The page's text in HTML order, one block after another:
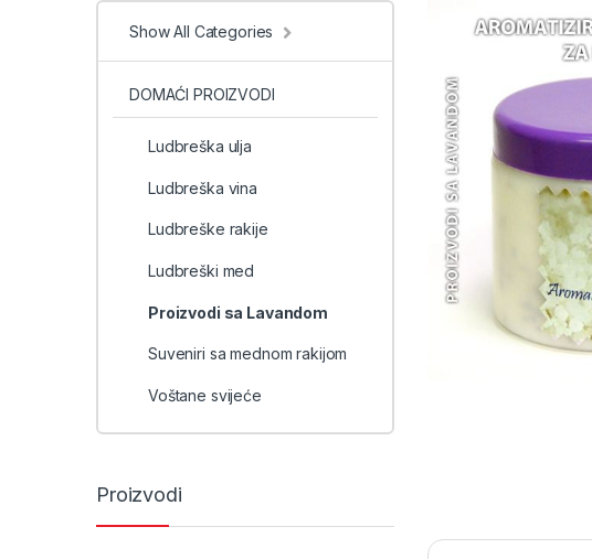
Show All Categories
DOMAĆI PROIZVODI
Ludbreška ulja
Ludbreška vina
Ludbreške rakije
Ludbreški med
Proizvodi sa Lavandom
Suveniri sa mednom rakijom
Voštane svijeće
Proizvodi